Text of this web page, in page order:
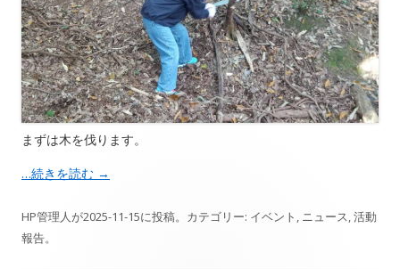
まずは木を伐ります。
…続きを読む →
HP管理人が2025-11-15に投稿。カテゴリー: イベント , ニュース,活動
報告。